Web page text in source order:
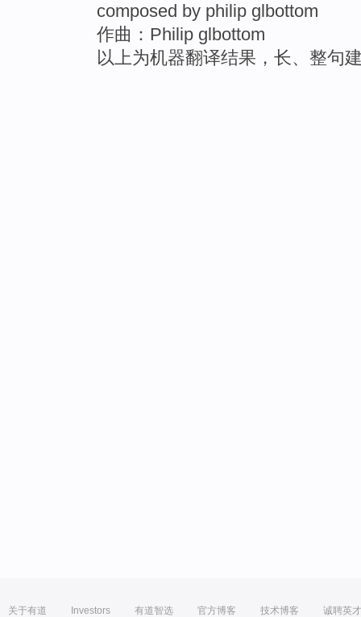
composed by philip glbottom
作曲：Philip glbottom
以上为机器翻译结果，长、整句
关于有道 Investors 有道智选 官方博客 技术博客 诚聘英才